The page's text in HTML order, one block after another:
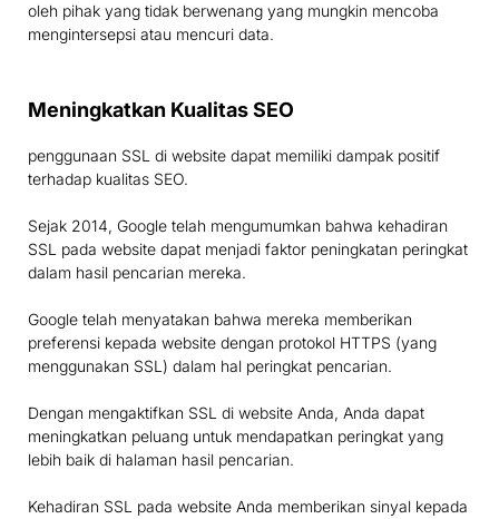
oleh pihak yang tidak berwenang yang mungkin mencoba
mengintersepsi atau mencuri data.
Meningkatkan Kualitas SEO
penggunaan SSL di website dapat memiliki dampak positif
terhadap kualitas SEO.
Sejak 2014, Google telah mengumumkan bahwa kehadiran
SSL pada website dapat menjadi faktor peningkatan peringkat
dalam hasil pencarian mereka.
Google telah menyatakan bahwa mereka memberikan
preferensi kepada website dengan protokol HTTPS (yang
menggunakan SSL) dalam hal peringkat pencarian.
Dengan mengaktifkan SSL di website Anda, Anda dapat
meningkatkan peluang untuk mendapatkan peringkat yang
lebih baik di halaman hasil pencarian.
Kehadiran SSL pada website Anda memberikan sinyal kepada